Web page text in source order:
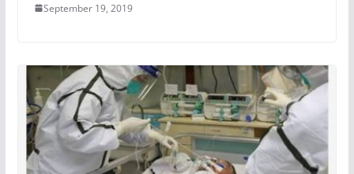
September 19, 2019